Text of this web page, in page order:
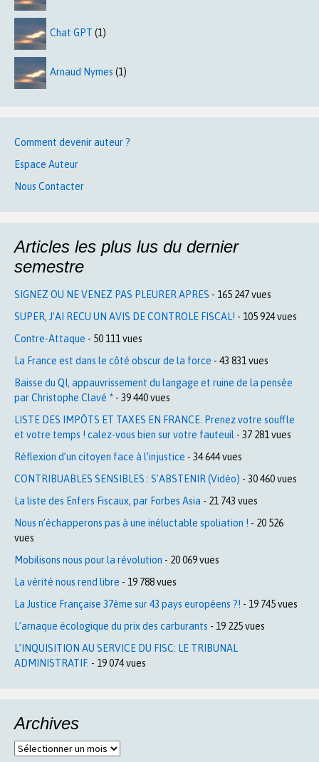
Chat GPT (1)
Arnaud Nymes (1)
Comment devenir auteur ?
Espace Auteur
Nous Contacter
Articles les plus lus du dernier
semestre
SIGNEZ OU NE VENEZ PAS PLEURER APRES - 165 247 vues
SUPER, J’AI RECU UN AVIS DE CONTROLE FISCAL! - 105 924 vues
Contre-Attaque - 50 111 vues
La France est dans le côté obscur de la force - 43 831 vues
Baisse du QI, appauvrissement du langage et ruine de la pensée
par Christophe Clavé * - 39 440 vues
LISTE DES IMPÔTS ET TAXES EN FRANCE. Prenez votre souffle
et votre temps ! calez-vous bien sur votre fauteuil - 37 281 vues
Réflexion d’un citoyen face à l’injustice - 34 644 vues
CONTRIBUABLES SENSIBLES : S’ABSTENIR (Vidéo) - 30 460 vues
La liste des Enfers Fiscaux, par Forbes Asia - 21 743 vues
Nous n’échapperons pas à une inéluctable spoliation ! - 20 526
vues
Mobilisons nous pour la révolution - 20 069 vues
La vérité nous rend libre - 19 788 vues
La Justice Française 37ème sur 43 pays européens ?! - 19 745 vues
L’arnaque écologique du prix des carburants - 19 225 vues
L’INQUISITION AU SERVICE DU FISC: LE TRIBUNAL
ADMINISTRATIF. - 19 074 vues
Archives
Archives